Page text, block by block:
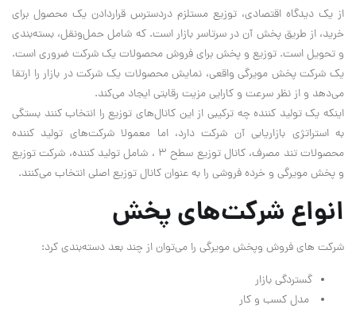
از یک دیدگاه اقتصادی، توزیع مستلزم دردسترس قراردادن یک محصول برای
خرید، از طریق پخش آن در سرتاسر بازار است. که شامل حمل‌و‌نقل، بسته‌بندی
و تحویل است. توزیع و پخش برای فروش محصولات یک شرکت ضروری است.
یک شرکت پخش مویرگی واقعی، نمایش محصولات یک شرکت در بازار را ارتقا
می‌دهد و از نظر سرعت و کارایی مزیت رقابتی ایجاد می‌کند.
اینکه یک تولید کننده چه ترکیبی از این کانال‌های توزیع را انتخاب کنند بستگی
به استراتژی بازاریابی آن شرکت دارد، اما معمولا شرکت‌های تولید کننده
محصولات تند مصرف، کانال توزیع سطح 3 ، شامل تولید کننده، شرکت توزیع
و پخش مویرگی و خرده فروشی را به عنوان کانال توزیع اصلی انتخاب می‌کنند.
انواع شرکت‌های پخش
شرکت های فروش وپخش مویرگی را می‌توان از چند بعد دسته‌بندی کرد:
گستردگی بازار
مدل کسب و کار